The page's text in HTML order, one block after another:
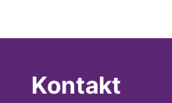
Kontakt